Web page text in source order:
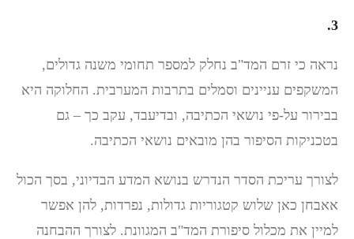
3.
נראה כי זרם המד"ב נחלק למספר תחומי משנה גדולים,
המשקפים עניינים וסמלים בתרבות המערבית. החלוקה היא
בבירור על-פי נושאי הכתיבה, ובדיעבד, עקב כך – גם
בטכניקות הסיפור בהן מובאים נושאי הכתיבה.
לצורך עריכת הסדר הנדרש בנושא המדע הבדיוני, בסך הכול
אאבחן כאן שלוש קטגוריות גדולות, נפרדות, להן אפשר
למיין את מכלול סיפורת המד"ב המגוונת. לצורך ההבחנה